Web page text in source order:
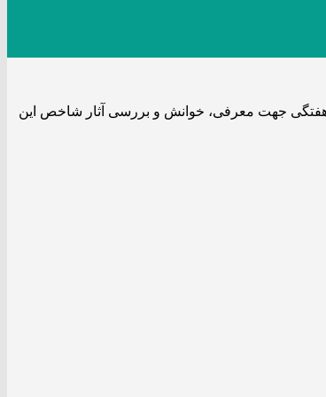
جهت معرفی، خوانش و بررسی آثار شاخص این